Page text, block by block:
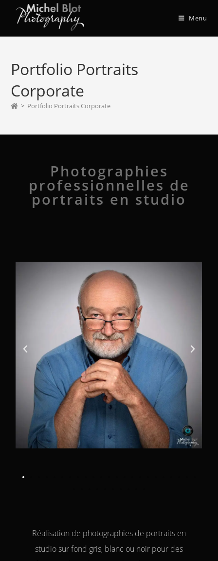
Menu
Portfolio Portraits
Corporate
> Portfolio Portraits Corporate
Photographies
professionnelles de
portraits en studio
Réalisation de photographies de portraits en
studio sur fond gris, blanc ou noir pour des